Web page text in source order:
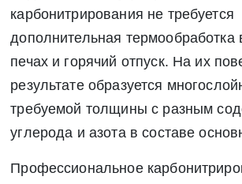
карбонитрирования не требуется
дополнительная термообработка
печах и горячий отпуск. На их
результате образуется
требуемой толщины с разным
углерода и азота в составе
Профессиональное